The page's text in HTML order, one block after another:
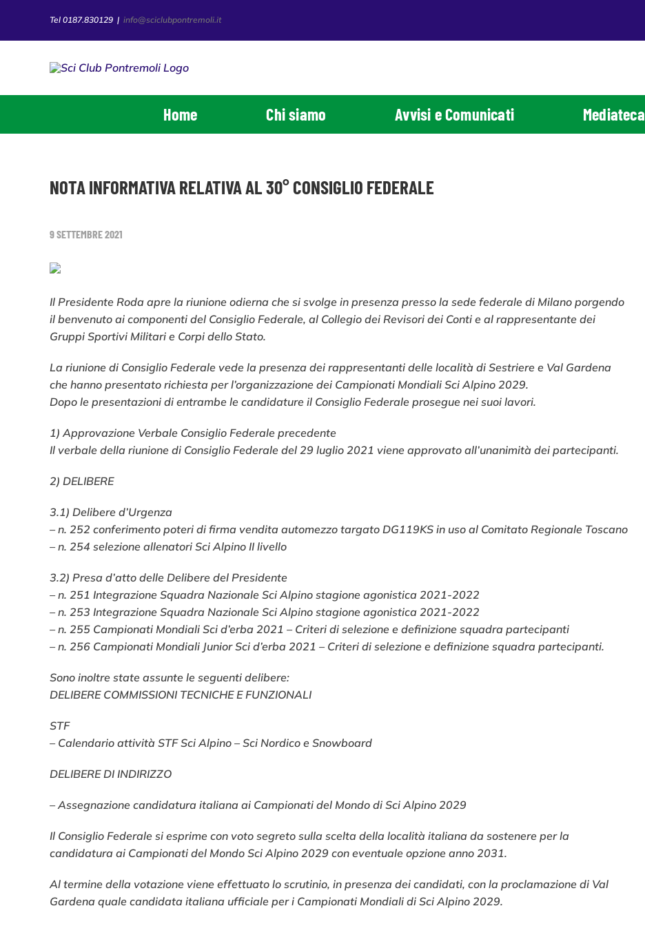
contenuto
Tel 0187.830129 | info@sciclubpontremoli.it
Home Chi siamo Avvisi e Comunicati Mediateca
NOTA INFORMATIVA RELATIVA AL 30° CONSIGLIO FEDERALE
9 SETTEMBRE 2021
Il Presidente Roda apre la riunione odierna che si svolge in presenza presso la sede federale di Milano porgendo
il benvenuto ai componenti del Consiglio Federale, al Collegio dei Revisori dei Conti e al rappresentante dei
Gruppi Sportivi Militari e Corpi dello Stato.
La riunione di Consiglio Federale vede la presenza dei rappresentanti delle località di Sestriere e Val Gardena
che hanno presentato richiesta per l’organizzazione dei Campionati Mondiali Sci Alpino 2029.
Dopo le presentazioni di entrambe le candidature il Consiglio Federale prosegue nei suoi lavori.
1) Approvazione Verbale Consiglio Federale precedente
Il verbale della riunione di Consiglio Federale del 29 luglio 2021 viene approvato all’unanimità dei partecipanti.
2) DELIBERE
3.1) Delibere d’Urgenza
– n. 252 conferimento poteri di firma vendita automezzo targato DG119KS in uso al Comitato Regionale Toscano
– n. 254 selezione allenatori Sci Alpino II livello
3.2) Presa d’atto delle Delibere del Presidente
– n. 251 Integrazione Squadra Nazionale Sci Alpino stagione agonistica 2021-2022
– n. 253 Integrazione Squadra Nazionale Sci Alpino stagione agonistica 2021-2022
– n. 255 Campionati Mondiali Sci d’erba 2021 – Criteri di selezione e definizione squadra partecipanti
– n. 256 Campionati Mondiali Junior Sci d’erba 2021 – Criteri di selezione e definizione squadra partecipanti.
Sono inoltre state assunte le seguenti delibere:
DELIBERE COMMISSIONI TECNICHE E FUNZIONALI
STF
– Calendario attività STF Sci Alpino – Sci Nordico e Snowboard
DELIBERE DI INDIRIZZO
– Assegnazione candidatura italiana ai Campionati del Mondo di Sci Alpino 2029
Il Consiglio Federale si esprime con voto segreto sulla scelta della località italiana da sostenere per la
candidatura ai Campionati del Mondo Sci Alpino 2029 con eventuale opzione anno 2031.
Al termine della votazione viene effettuato lo scrutinio, in presenza dei candidati, con la proclamazione di Val
Gardena quale candidata italiana ufficiale per i Campionati Mondiali di Sci Alpino 2029.